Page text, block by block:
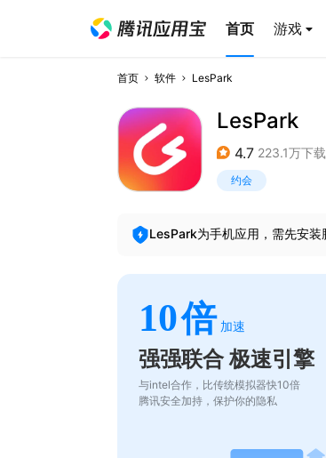
首页 游戏
首页 软件 LesPark
LesPark
4.7 223.1万下载
约会
LesPark为手机应用，需先安
10倍 加速
强强联合 极速引擎
与intel合作，比传统模拟器快10倍
腾讯安全加持，保护你的隐私